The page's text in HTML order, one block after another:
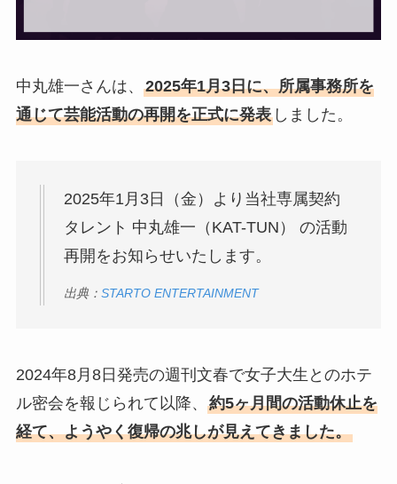
中丸雄一さんは、 2025年1月3日に、所属事務所を
通じて芸能活動の再開を正式に発表しました。
2025年1月3日（金）より当社専属契約
タレント 中丸雄一（KAT-TUN） の活動
再開をお知らせいたします。
出典： STARTO ENTERTAINMENT
2024年8月8日発売の週刊文春で女子大生とのホテ
ル密会を報じられて以降、 約5ヶ月間の活動休止を
経て、ようやく復帰の兆しが見えてきました。